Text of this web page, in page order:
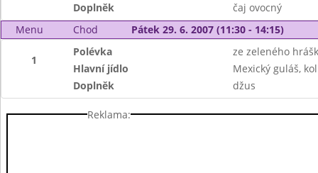
Doplněk
čaj ovocný
Menu
Chod Pátek 29. 6. 2007 (11:30 - 14:15)
1
Polévka
ze zeleného
Hlavní jídlo
Mexický guláš,
Doplněk
džus
Reklama: